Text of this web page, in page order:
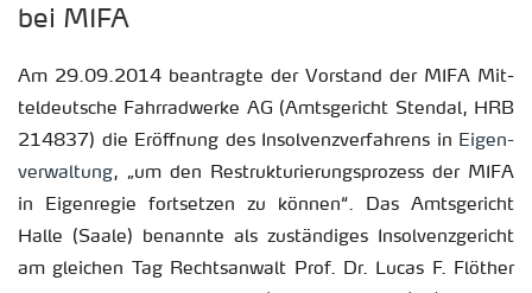
bei MIFA
Am 29.09.2014 be­an­trag­te der Vor­stand der MIFA Mit­
tel­deut­sche Fahr­rad­wer­ke AG (Amts­ge­richt Sten­dal, HRB
214837) die Er­öff­nung des In­sol­venz­ver­fah­rens in Ei­gen­
ver­wal­tung, „um den Re­struk­tu­rie­rungs­pro­zess der MIFA
in Ei­gen­re­gie fort­set­zen zu kön­nen“. Das Amts­ge­richt
Halle (Saale) be­nann­te als zu­stän­di­ges In­sol­venz­ge­richt
am glei­chen Tag Rechts­an­walt Prof. Dr. Lucas F. Flö­ther